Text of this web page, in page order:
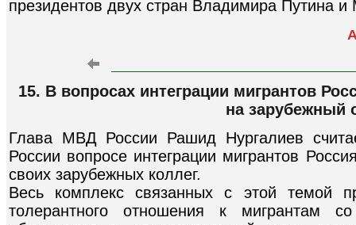
президентов двух стран Владимира Путина
15. В вопросах интеграции мигрантов
на зарубежный
Глава МВД России Рашид Нургалиев
России вопросе интеграции мигрантов
своих зарубежных коллег.
Весь комплекс связанных с этой темой
толерантного отношения к мигрантам